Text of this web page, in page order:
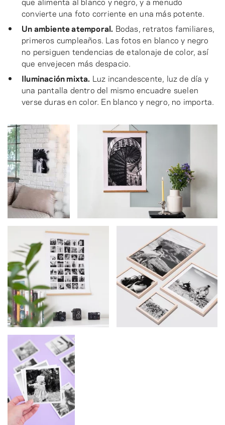
convierte una foto corriente en una más potente.
Un ambiente atemporal. Bodas, retratos familiares,
primeros cumpleaños. Las fotos en blanco y negro
no persiguen tendencias de etalonaje de color, así
que envejecen más despacio.
Iluminación mixta. Luz incandescente, luz de día y
una pantalla dentro del mismo encuadre suelen
verse duras en color. En blanco y negro, no importa.